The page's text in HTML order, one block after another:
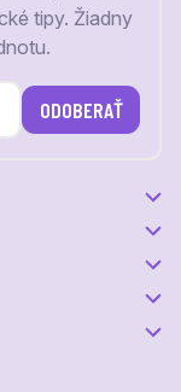
tipy. Žiadny
ODOBERAŤ